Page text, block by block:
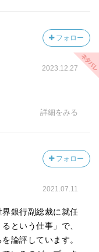
フォロー
2023.12.27
詳細をみる
フォロー
2021.07.11
銀行副総裁に就任
という仕事」で、
論評しています。